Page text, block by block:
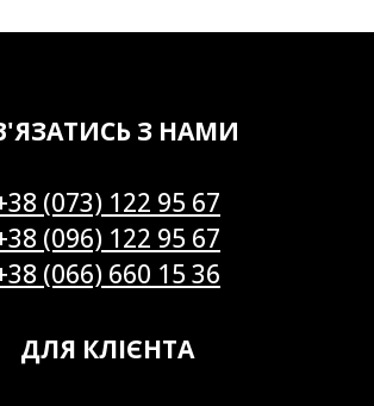
З НАМИ
(073) 122 95 67
(096) 122 95 67
(066) 660 15 36
ДЛЯ КЛІЄНТА